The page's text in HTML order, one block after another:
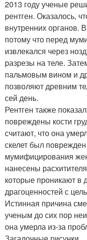
2013 году ученые
рентген. Оказалось,
внутренних органов.
потому что перед
извлекался через
разрезы на теле.
пальмовым вином и
позволяют древним
сей день.
Рентген также
повреждены кости
считают, что она
скелет был
мумифицирования
нанесены
которые проникают в
драгоценностей с
Истинная причина
ученым до сих пор
она умерла из-за